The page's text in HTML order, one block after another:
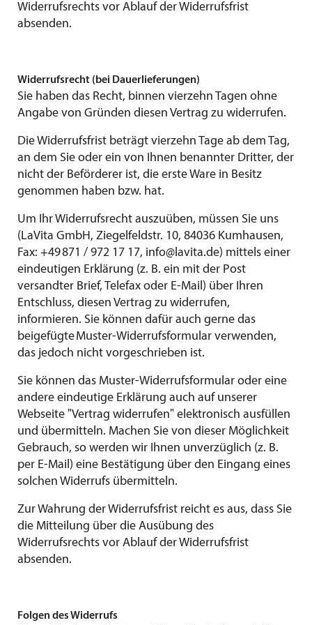
Widerrufsrechts vor Ablauf der Widerrufsfrist
absenden.
Widerrufsrecht (bei Dauerlieferungen)
Sie haben das Recht, binnen vierzehn Tagen ohne
Angabe von Gründen diesen Vertrag zu widerrufen.
Die Widerrufsfrist beträgt vierzehn Tage ab dem Tag,
an dem Sie oder ein von Ihnen benannter Dritter, der
nicht der Beförderer ist, die erste Ware in Besitz
genommen haben bzw. hat.
Um Ihr Widerrufsrecht auszuüben, müssen Sie uns
(LaVita GmbH, Ziegelfeldstr. 10, 84036 Kumhausen,
Fax: +49 871 / 972 17 17, info@lavita.de) mittels einer
eindeutigen Erklärung (z. B. ein mit der Post
versandter Brief, Telefax oder E-Mail) über Ihren
Entschluss, diesen Vertrag zu widerrufen,
informieren. Sie können dafür auch gerne das
beigefügteMuster-Widerrufsformular verwenden,
das jedoch nicht vorgeschrieben ist.
Sie können das Muster-Widerrufsformular oder eine
andere eindeutige Erklärung auch auf unserer
Webseite "Vertrag widerrufen" elektronisch ausfüllen
und übermitteln. Machen Sie von dieser Möglichkeit
Gebrauch, so werden wir Ihnen unverzüglich (z. B.
per E-Mail) eine Bestätigung über den Eingang eines
solchen Widerrufs übermitteln.
Zur Wahrung der Widerrufsfrist reicht es aus, dass Sie
die Mitteilung über die Ausübung des
Widerrufsrechts vor Ablauf der Widerrufsfrist
absenden.
Folgen des Widerrufs